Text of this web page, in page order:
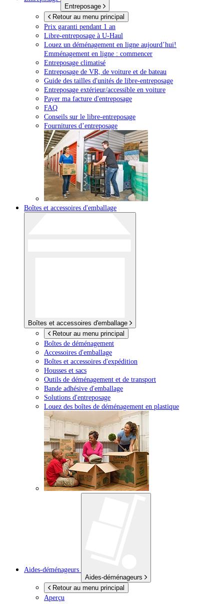
Entreposage
Retour au menu principal
Prix garanti pendant 1 an
Libre-entreposage à U-Haul
Louez un déménagement en ligne aujourd’hui!
Emménagement en ligne : commencer
Entreposage climatisé
Entreposage de VR, de voiture et de bateau
Guide des tailles d'unités de libre-entreposage
Entreposage extérieur/accessible en voiture
Payer ma facture d'entreposage
FAQ
Conseils sur le libre-entreposage
Fournitures d’entreposage
Boîtes et accessoires d'emballage
Boîtes et accessoires d'emballage
Retour au menu principal
Boîtes de déménagement
Accessoires d'emballage
Boîtes et accessoires d'expédition
Housses et sacs
Outils de déménagement et de transport
Bande adhésive d'emballage
Solutions d'entreposage
Louez des boîtes de déménagement en plastique
Aides-déménageurs
Aides-déménageurs
Retour au menu principal
Aperçu